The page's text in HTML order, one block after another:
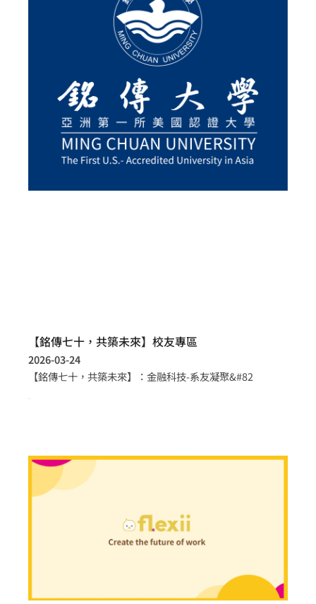
【銘傳七十，共築未來】校友專區
2026-03-24
【銘傳七十，共築未來】：金融科技-系友凝聚&#82